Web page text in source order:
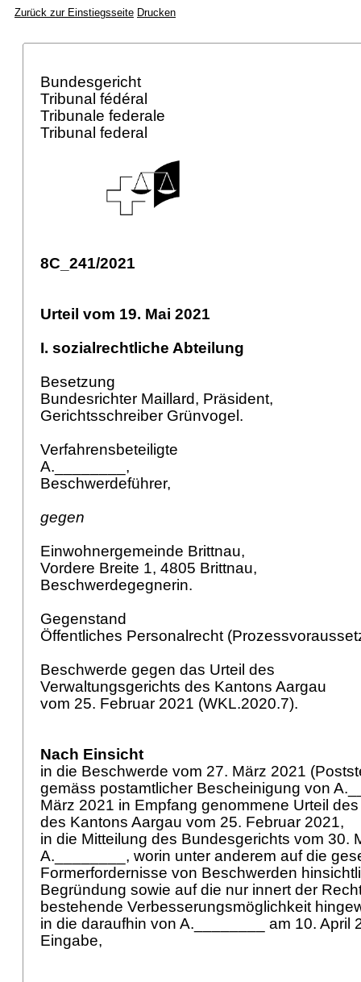
Zurück zur Einstiegsseite Drucken
Bundesgericht
Tribunal fédéral
Tribunale federale
Tribunal federal
8C_241/2021
Urteil vom 19. Mai 2021
I. sozialrechtliche Abteilung
Besetzung
Bundesrichter Maillard, Präsident,
Gerichtsschreiber Grünvogel.
Verfahrensbeteiligte
A.________,
Beschwerdeführer,
gegen
Einwohnergemeinde Brittnau,
Vordere Breite 1, 4805 Brittnau,
Beschwerdegegnerin.
Gegenstand
Öffentliches Personalrecht
Beschwerde gegen das Urteil des
Verwaltungsgerichts des Kantons Aargau
vom 25. Februar 2021 (WKL.2020.7).
Nach Einsicht
in die Beschwerde vom 27. März 2021
gemäss postamtlicher Bescheinigung von
März 2021 in Empfang genommene Urteil
des Kantons Aargau vom 25. Februar 2021,
in die Mitteilung des Bundesgerichts vom 30.
A.________, worin unter anderem auf die
Formerfordernisse von Beschwerden
Begründung sowie auf die nur innert der
bestehende Verbesserungsmöglichkeit
in die daraufhin von A.________ am 10. April
Eingabe,